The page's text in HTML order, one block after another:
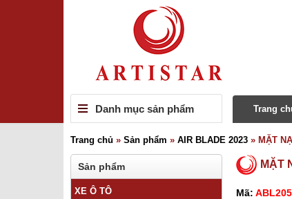
Danh mục sản phẩm Trang
Trang chủ » Sản phẩm » AIR BLADE 2023 » MẶT
Sản phẩm
XE Ô TÔ
MẶT
Mã: